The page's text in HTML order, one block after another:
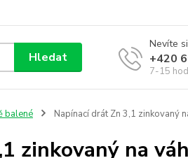
Hledat
Nevíte
+420
7-15
balené Napínací drát Zn 3,1 zinkovaný
zinkovaný na